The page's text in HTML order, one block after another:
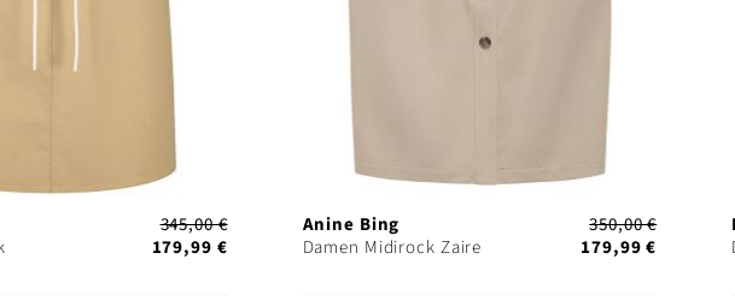
345,00 €
179,99 €
Anine Bing
Damen Midirock Zaire
350,00 €
179,99 €